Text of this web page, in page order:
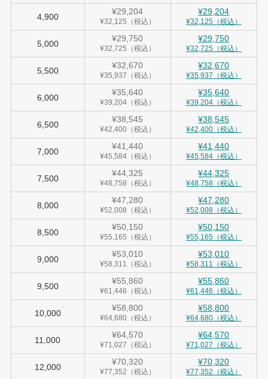
4,900
¥29,204
¥32,125（税込）
¥29,204
¥32,125（税込）
5,000
¥29,750
¥32,725（税込）
¥29,750
¥32,725（税込）
5,500
¥32,670
¥35,937（税込）
¥32,670
¥35,937（税込）
6,000
¥35,640
¥39,204（税込）
¥35,640
¥39,204（税込）
6,500
¥38,545
¥42,400（税込）
¥38,545
¥42,400（税込）
7,000
¥41,440
¥45,584（税込）
¥41,440
¥45,584（税込）
7,500
¥44,325
¥48,758（税込）
¥44,325
¥48,758（税込）
8,000
¥47,280
¥52,008（税込）
¥47,280
¥52,008（税込）
8,500
¥50,150
¥55,165（税込）
¥50,150
¥55,165（税込）
9,000
¥53,010
¥58,311（税込）
¥53,010
¥58,311（税込）
9,500
¥55,860
¥61,446（税込）
¥55,860
¥61,446（税込）
10,000
¥58,800
¥64,680（税込）
¥58,800
¥64,680（税込）
11,000
¥64,570
¥71,027（税込）
¥64,570
¥71,027（税込）
12,000
¥70,320
¥77,352（税込）
¥70,320
¥77,352（税込）